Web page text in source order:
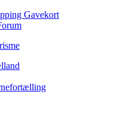
Gavekort